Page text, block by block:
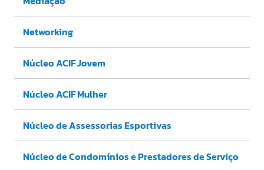
Networking
Núcleo ACIF Jovem
Núcleo ACIF Mulher
Núcleo de Assessorias Esportivas
Núcleo de Condomínios e Prestadores de Serviço